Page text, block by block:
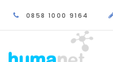
0858 1000 9164